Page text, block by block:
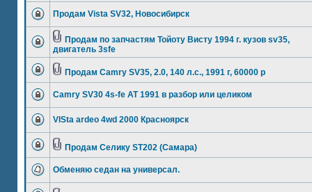
Продам Vista SV32, Новосибирск
Продам по запчастям Тойоту Висту 1994 г. кузов sv35,
двигатель 3sfe
Продам Camry SV35, 2.0, 140 л.с., 1991 г, 60000 р
Camry SV30 4s-fe AT 1991 в разбор или целиком
VISta ardeo 4wd 2000 Красноярск
Продам Селику ST202 (Самара)
Обменяю седан на универсал.